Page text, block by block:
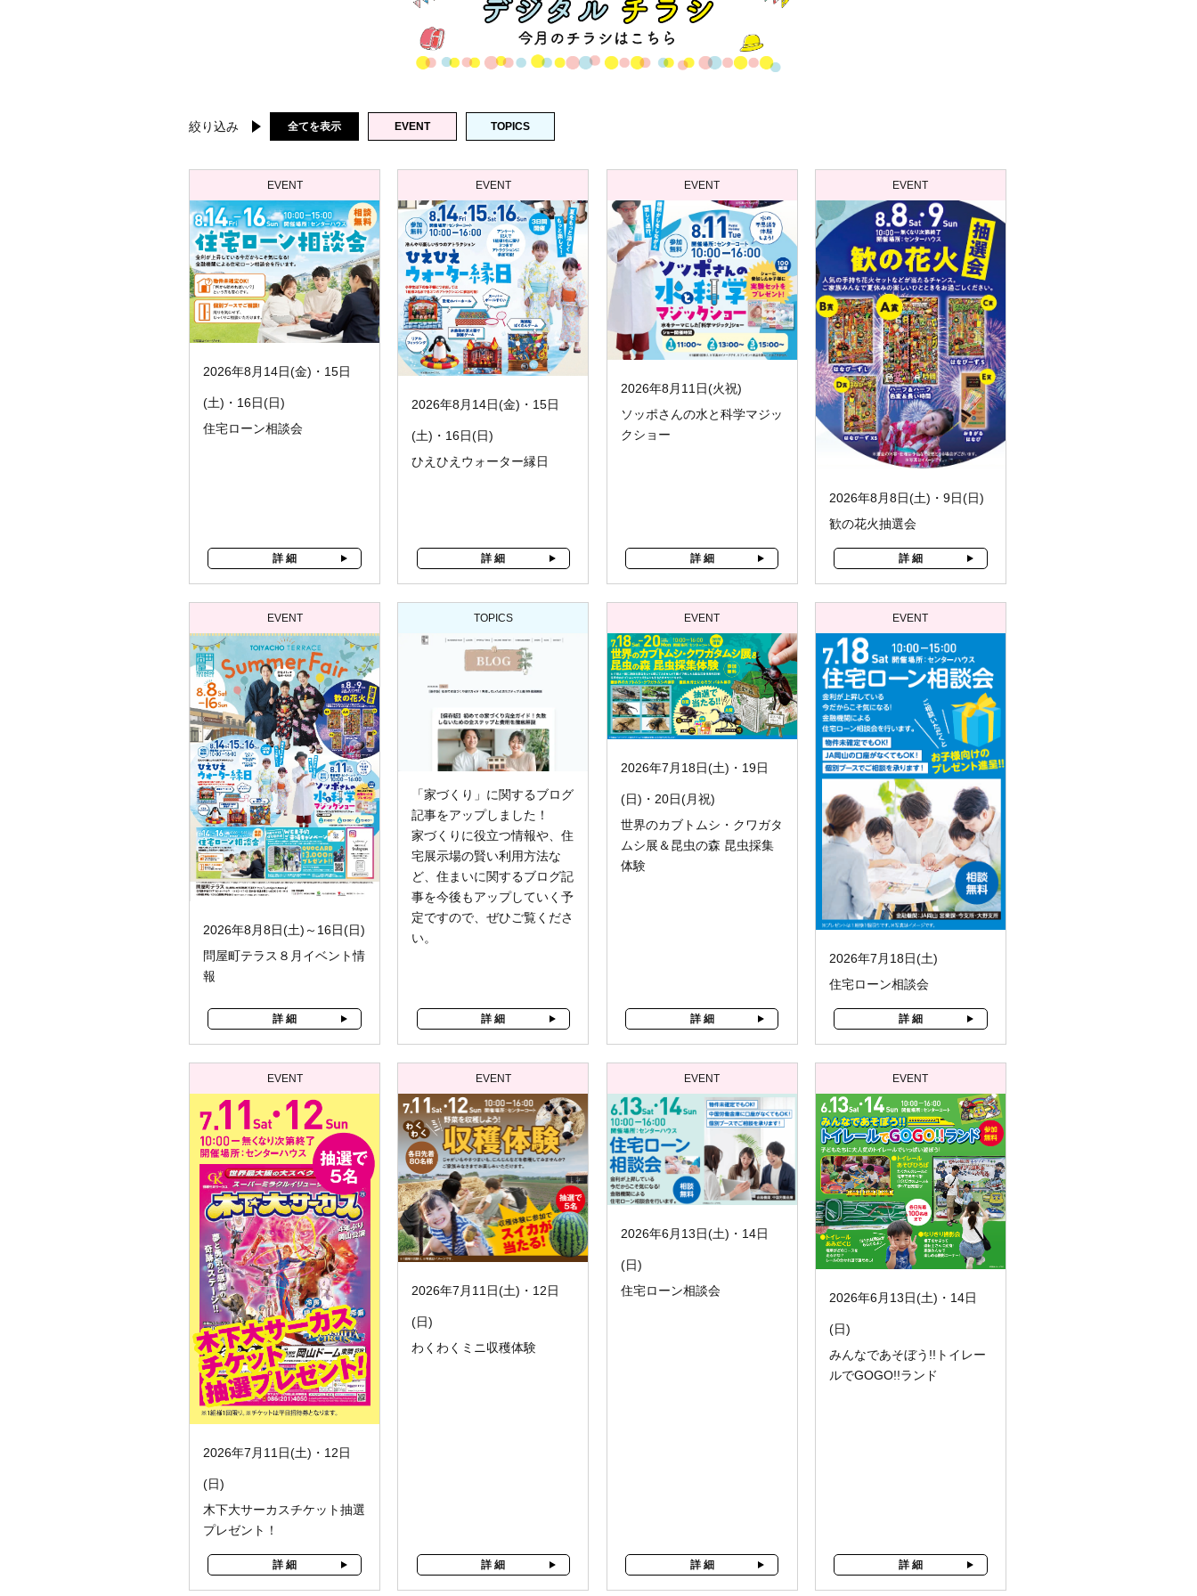
絞り込み 全てを表示 EVENT TOPICS
EVENT
2026年8月14日(金)・15日
(土)・16日(日)
住宅ローン相談会
詳 細
EVENT
2026年8月14日(金)・15日
(土)・16日(日)
ひえひえウォーター縁日
詳 細
EVENT
2026年8月11日(火祝)
ソッポさんの水と科学マジッ
クショー
詳 細
EVENT
2026年8月8日(土)・9日(日)
歓の花火抽選会
詳 細
EVENT
2026年8月8日(土)～16日(日)
問屋町テラス８月イベント情
報
詳 細
TOPICS
「家づくり」に関するブログ
記事をアップしました！
家づくりに役立つ情報や、住
宅展示場の賢い利用方法な
ど、住まいに関するブログ記
事を今後もアップしていく予
定ですので、ぜひご覧くださ
い。
詳 細
EVENT
2026年7月18日(土)・19日
(日)・20日(月祝)
世界のカブトムシ・クワガタ
ムシ展＆昆虫の森 昆虫採集
体験
詳 細
EVENT
2026年7月18日(土)
住宅ローン相談会
詳 細
EVENT
2026年7月11日(土)・12日
(日)
木下大サーカスチケット抽選
プレゼント！
詳 細
EVENT
2026年7月11日(土)・12日
(日)
わくわくミニ収穫体験
詳 細
EVENT
2026年6月13日(土)・14日
(日)
住宅ローン相談会
詳 細
EVENT
2026年6月13日(土)・14日
(日)
みんなであそぼう!!トイレー
ルでGOGO!!ランド
詳 細